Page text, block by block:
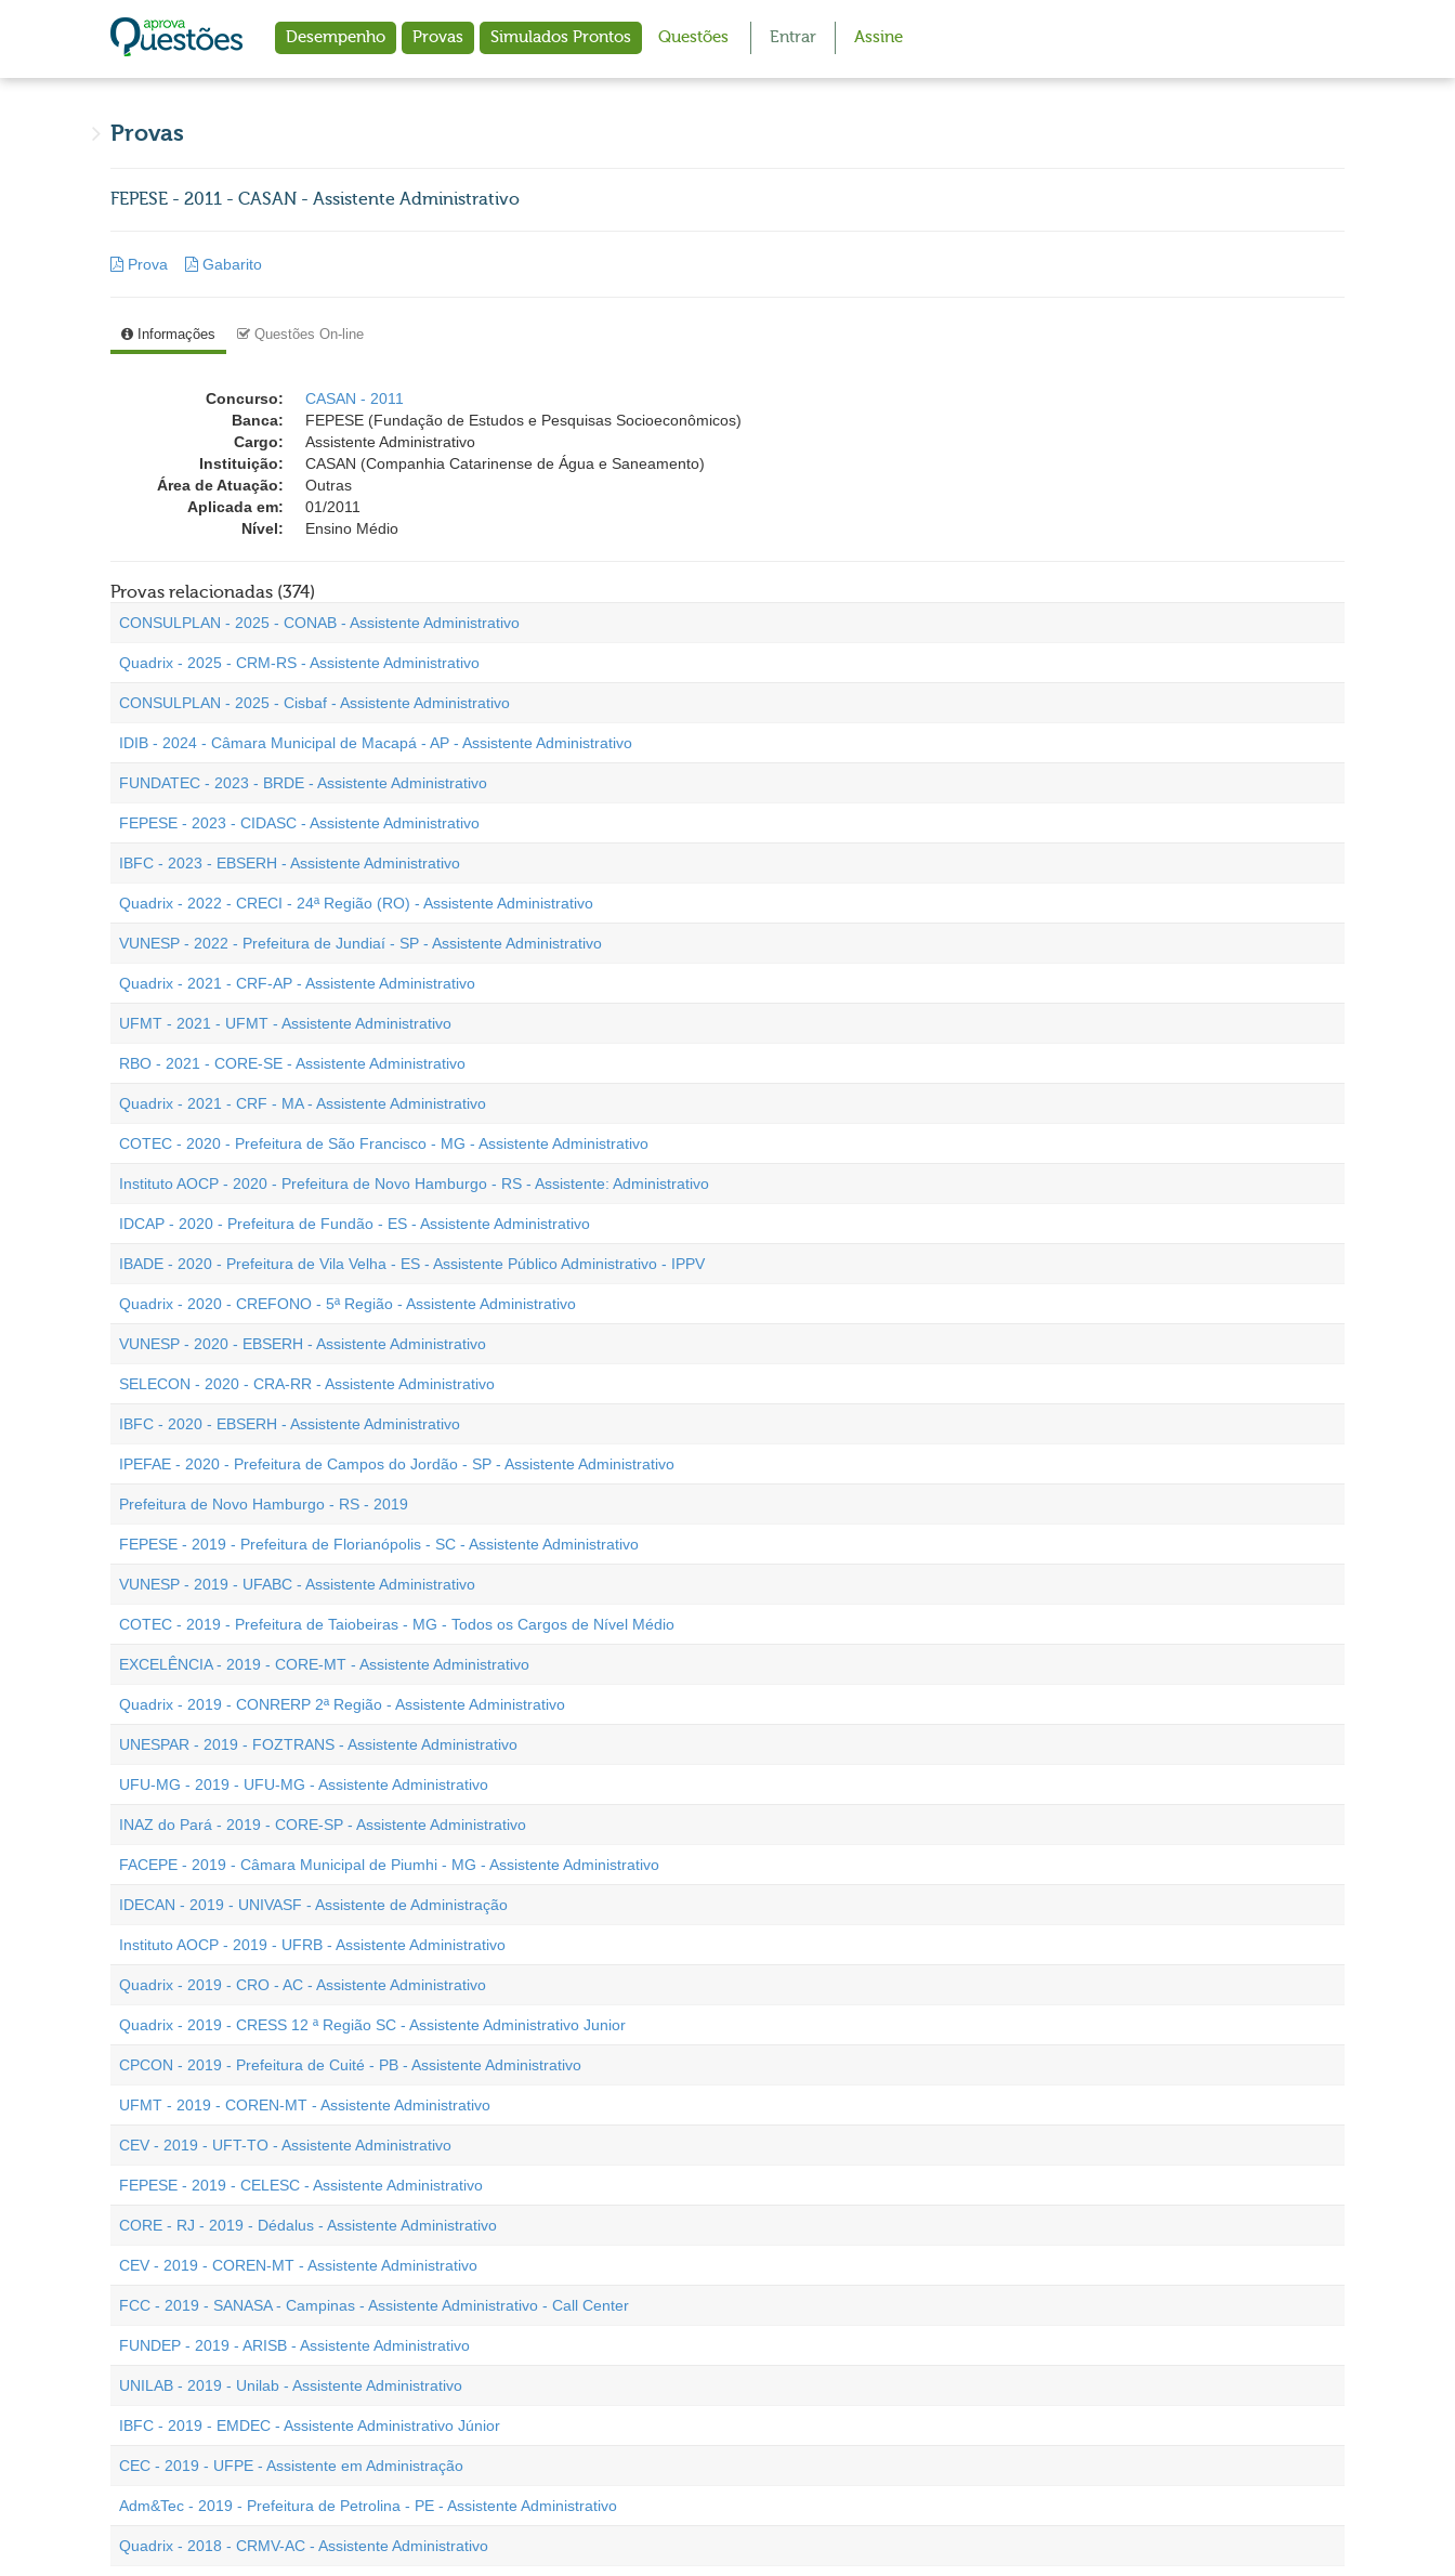
Desempenho Provas Simulados Prontos Questões Entrar Assine
Provas
FEPESE - 2011 - CASAN - Assistente Administrativo
Prova Gabarito
Informações Questões On-line
Concurso:
CASAN - 2011
Banca:
FEPESE (Fundação de Estudos e Pesquisas Socioeconômicos)
Cargo:
Assistente Administrativo
Instituição:
CASAN (Companhia Catarinense de Água e Saneamento)
Área de Atuação:
Outras
Aplicada em:
01/2011
Nível:
Ensino Médio
Provas relacionadas (374)
CONSULPLAN - 2025 - CONAB - Assistente Administrativo
Quadrix - 2025 - CRM-RS - Assistente Administrativo
CONSULPLAN - 2025 - Cisbaf - Assistente Administrativo
IDIB - 2024 - Câmara Municipal de Macapá - AP - Assistente Administrativo
FUNDATEC - 2023 - BRDE - Assistente Administrativo
FEPESE - 2023 - CIDASC - Assistente Administrativo
IBFC - 2023 - EBSERH - Assistente Administrativo
Quadrix - 2022 - CRECI - 24ª Região (RO) - Assistente Administrativo
VUNESP - 2022 - Prefeitura de Jundiaí - SP - Assistente Administrativo
Quadrix - 2021 - CRF-AP - Assistente Administrativo
UFMT - 2021 - UFMT - Assistente Administrativo
RBO - 2021 - CORE-SE - Assistente Administrativo
Quadrix - 2021 - CRF - MA - Assistente Administrativo
COTEC - 2020 - Prefeitura de São Francisco - MG - Assistente Administrativo
Instituto AOCP - 2020 - Prefeitura de Novo Hamburgo - RS - Assistente: Administrativo
IDCAP - 2020 - Prefeitura de Fundão - ES - Assistente Administrativo
IBADE - 2020 - Prefeitura de Vila Velha - ES - Assistente Público Administrativo - IPPV
Quadrix - 2020 - CREFONO - 5ª Região - Assistente Administrativo
VUNESP - 2020 - EBSERH - Assistente Administrativo
SELECON - 2020 - CRA-RR - Assistente Administrativo
IBFC - 2020 - EBSERH - Assistente Administrativo
IPEFAE - 2020 - Prefeitura de Campos do Jordão - SP - Assistente Administrativo
Prefeitura de Novo Hamburgo - RS - 2019
FEPESE - 2019 - Prefeitura de Florianópolis - SC - Assistente Administrativo
VUNESP - 2019 - UFABC - Assistente Administrativo
COTEC - 2019 - Prefeitura de Taiobeiras - MG - Todos os Cargos de Nível Médio
EXCELÊNCIA - 2019 - CORE-MT - Assistente Administrativo
Quadrix - 2019 - CONRERP 2ª Região - Assistente Administrativo
UNESPAR - 2019 - FOZTRANS - Assistente Administrativo
UFU-MG - 2019 - UFU-MG - Assistente Administrativo
INAZ do Pará - 2019 - CORE-SP - Assistente Administrativo
FACEPE - 2019 - Câmara Municipal de Piumhi - MG - Assistente Administrativo
IDECAN - 2019 - UNIVASF - Assistente de Administração
Instituto AOCP - 2019 - UFRB - Assistente Administrativo
Quadrix - 2019 - CRO - AC - Assistente Administrativo
Quadrix - 2019 - CRESS 12 ª Região SC - Assistente Administrativo Junior
CPCON - 2019 - Prefeitura de Cuité - PB - Assistente Administrativo
UFMT - 2019 - COREN-MT - Assistente Administrativo
CEV - 2019 - UFT-TO - Assistente Administrativo
FEPESE - 2019 - CELESC - Assistente Administrativo
CORE - RJ - 2019 - Dédalus - Assistente Administrativo
CEV - 2019 - COREN-MT - Assistente Administrativo
FCC - 2019 - SANASA - Campinas - Assistente Administrativo - Call Center
FUNDEP - 2019 - ARISB - Assistente Administrativo
UNILAB - 2019 - Unilab - Assistente Administrativo
IBFC - 2019 - EMDEC - Assistente Administrativo Júnior
CEC - 2019 - UFPE - Assistente em Administração
Adm&Tec - 2019 - Prefeitura de Petrolina - PE - Assistente Administrativo
Quadrix - 2018 - CRMV-AC - Assistente Administrativo